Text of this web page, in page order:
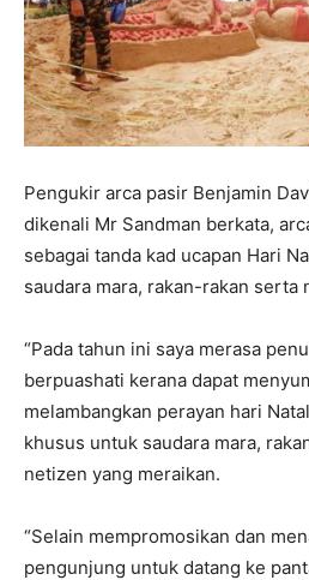
Pengukir arca pasir Benjamin
dikenali Mr Sandman berkata,
sebagai tanda kad ucapan Hari
saudara mara, rakan-rakan serta
“Pada tahun ini saya merasa
berpuashati kerana dapat
melambangkan perayan hari
khusus untuk saudara mara,
netizen yang meraikan.
“Selain mempromosikan dan
pengunjung untuk datang ke